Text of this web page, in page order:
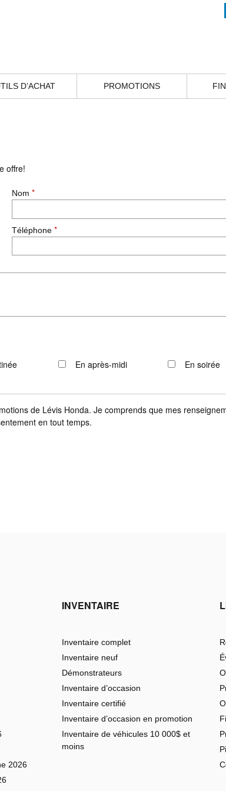
D’ACHAT PROMOTIONS
offre!
Nom *
Téléphone *
En après-midi En soirée
de Lévis Honda. Je comprends que mes
en tout temps.
2026
INVENTAIRE
Inventaire complet
Inventaire neuf
Démonstrateurs
Inventaire d’occasion
Inventaire certifié
Inventaire d’occasion en promotion
Inventaire de véhicules 10 000$ et
moins